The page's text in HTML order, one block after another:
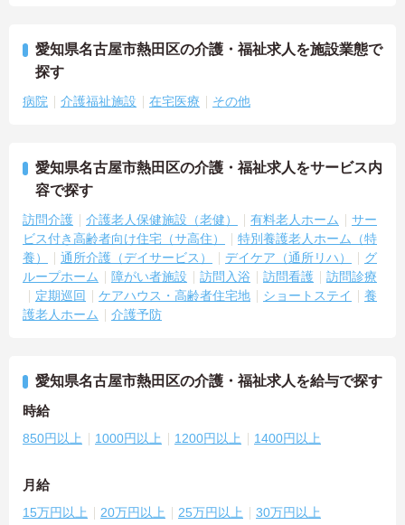
愛知県名古屋市熱田区の介護・福祉求人を施設業態で
探す
病院 介護福祉施設 在宅医療 その他
愛知県名古屋市熱田区の介護・福祉求人をサービス内
容で探す
訪問介護 介護老人保健施設（老健） 有料老人ホーム
サー
ビス付き高齢者向け住宅（サ高住）
特別養護老人ホーム（特
養）
通所介護（デイサービス） デイケア（通所リハ）
グ
ループホーム
障がい者施設 訪問入浴 訪問看護
訪問診療
定期巡回
ケアハウス・高齢者住宅地 ショートステイ
養
護老人ホーム
介護予防
愛知県名古屋市熱田区の介護・福祉求人を給与で探す
時給
850円以上 1000円以上 1200円以上 1400円以上
月給
15万円以上 20万円以上 25万円以上 30万円以上